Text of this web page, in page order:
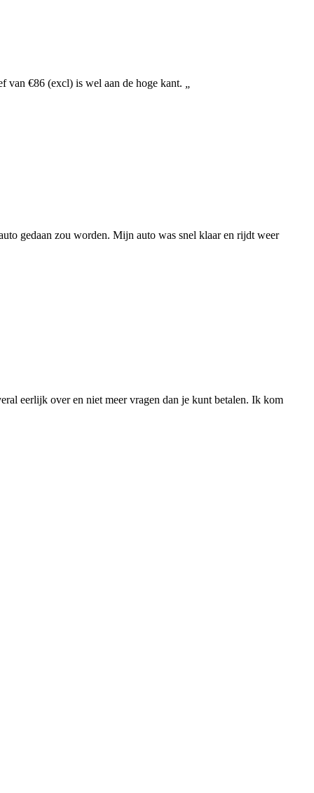
van €86 (excl) is wel aan de hoge kant.
gedaan zou worden. Mijn auto was snel klaar en rijdt weer
eerlijk over en niet meer vragen dan je kunt betalen. Ik kom